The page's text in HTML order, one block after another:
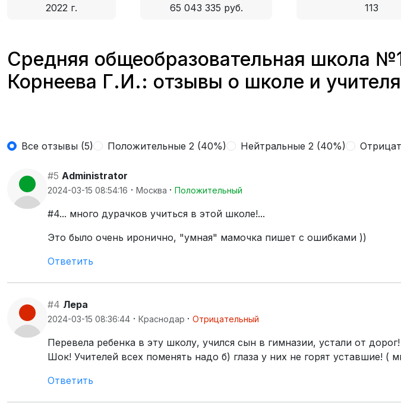
2022 г.
65 043 335 руб.
113
Средняя общеобразовательная школа
Корнеева Г.И.: отзывы о школе и
Все отзывы (5) Положительные 2 (40%) Нейтральные 2 (40%)
#5 Administrator
2024-03-15 08:54:16 · Москва · Положительный
#4... много дурачков учиться в этой школе!...
Это было очень иронично, "умная" мамочка пишет с ошибками ))
Ответить
#4 Лера
2024-03-15 08:36:44 · Краснодар · Отрицательный
Перевела ребенка в эту школу, учился сын в гимназии, устали от
Шок! Учителей всех поменять надо б) глаза у них не горят уставшие! (
Ответить